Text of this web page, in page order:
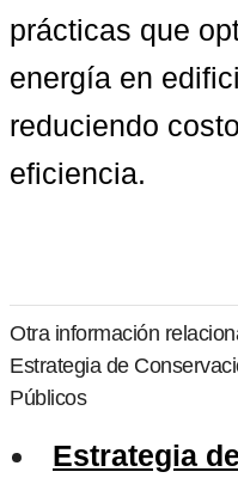
prácticas que
energía en
reduciendo
eficiencia.
Otra información
Estrategia de
Públicos
Estrategia